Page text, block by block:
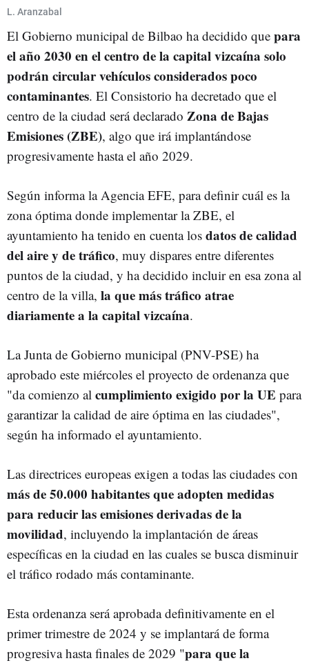
L. Aranzabal
El Gobierno municipal de Bilbao ha decidido que para
el año 2030 en el centro de la capital vizcaína solo
podrán circular vehículos considerados poco
contaminantes. El Consistorio ha decretado que el
centro de la ciudad será declarado Zona de Bajas
Emisiones (ZBE), algo que irá implantándose
progresivamente hasta el año 2029.
Según informa la Agencia EFE, para definir cuál es la
zona óptima donde implementar la ZBE, el
ayuntamiento ha tenido en cuenta los datos de calidad
del aire y de tráfico, muy dispares entre diferentes
puntos de la ciudad, y ha decidido incluir en esa zona al
centro de la villa, la que más tráfico atrae
diariamente a la capital vizcaína.
La Junta de Gobierno municipal (PNV-PSE) ha
aprobado este miércoles el proyecto de ordenanza que
"da comienzo al cumplimiento exigido por la UE para
garantizar la calidad de aire óptima en las ciudades",
según ha informado el ayuntamiento.
Las directrices europeas exigen a todas las ciudades con
más de 50.000 habitantes que adopten medidas
para reducir las emisiones derivadas de la
movilidad, incluyendo la implantación de áreas
específicas en la ciudad en las cuales se busca disminuir
el tráfico rodado más contaminante.
Esta ordenanza será aprobada definitivamente en el
primer trimestre de 2024 y se implantará de forma
progresiva hasta finales de 2029 "para que la